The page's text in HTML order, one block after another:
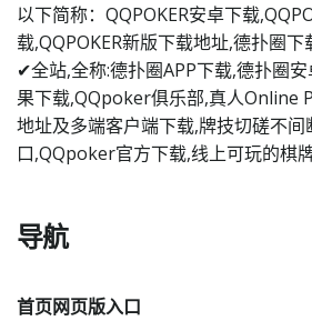
以下简称：QQPOKER安卓下载
载,QQPOKER新版下载地址,德扑圈
✔全站,全称:德扑圈APP下载,德扑圈
果下载,QQpoker俱乐部,真人Online
地址及多端客户端下载,牌技切磋不
口,QQpoker官方下载,线上可玩的棋
导航
首页网页版入口